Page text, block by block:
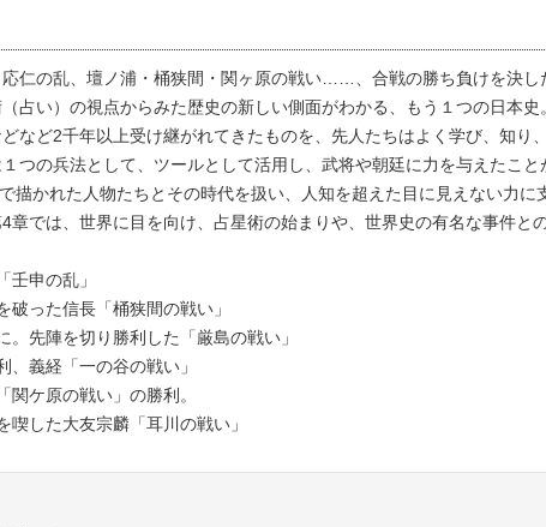
仁の乱、壇ノ浦・桶狭間・関ヶ原の戦い……、合戦の勝ち負けを決し
い）の視点からみた歴史の新しい側面がわかる、もう１つの日本史。
など2千年以上受け継がれてきたものを、先人たちはよく学び、知り
つの兵法として、ツールとして活用し、武将や朝廷に力を与えたこと
描かれた人物たちとその時代を扱い、人知を超えた目に見えない力に
章では、世界に目を向け、占星術の始まりや、世界史の有名な事件と
申の乱」
った信長「桶狭間の戦い」
先陣を切り勝利した「厳島の戦い」
義経「一の谷の戦い」
ケ原の戦い」の勝利。
した大友宗麟「耳川の戦い」